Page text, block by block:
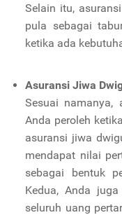
Selain itu,
pula sebagai
ketika ada
Asuransi Jiwa
Sesuai
Anda peroleh
asuransi jiwa
mendapat nilai
sebagai bentuk
Kedua, Anda
seluruh uang